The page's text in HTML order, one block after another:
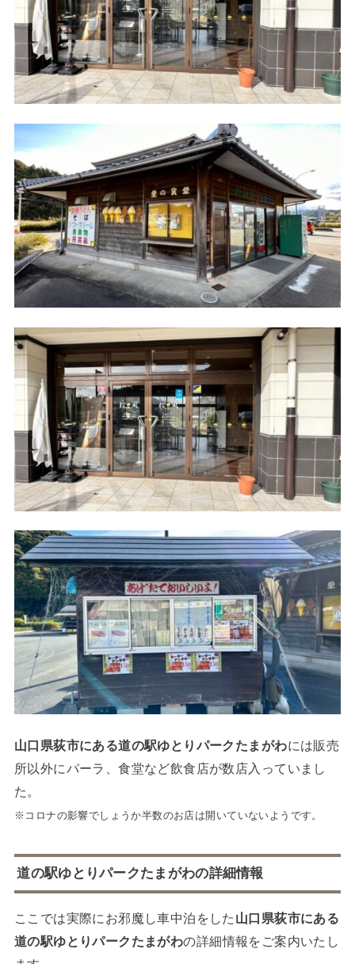
山口県荻市にある道の駅ゆとりパークたまがわには販売
所以外にパーラ、食堂など飲食店が数店入っていまし
た。
※コロナの影響でしょうか半数のお店は開いていないようです。
道の駅ゆとりパークたまがわの詳細情報
ここでは実際にお邪魔し車中泊をした 山口県荻市にある
道の駅ゆとりパークたまがわの詳細情報をご案内いたし